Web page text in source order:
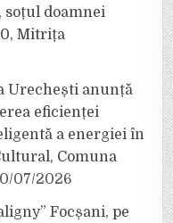
doamnei
Mitrița
Urechești anunță
eficienței
a energiei în
Comuna
07/2026
Focșani, pe